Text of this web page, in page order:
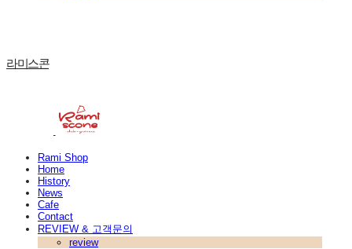
라미스콘
Rami Shop
Home
History
News
Cafe
Contact
REVIEW & 고객문의
review